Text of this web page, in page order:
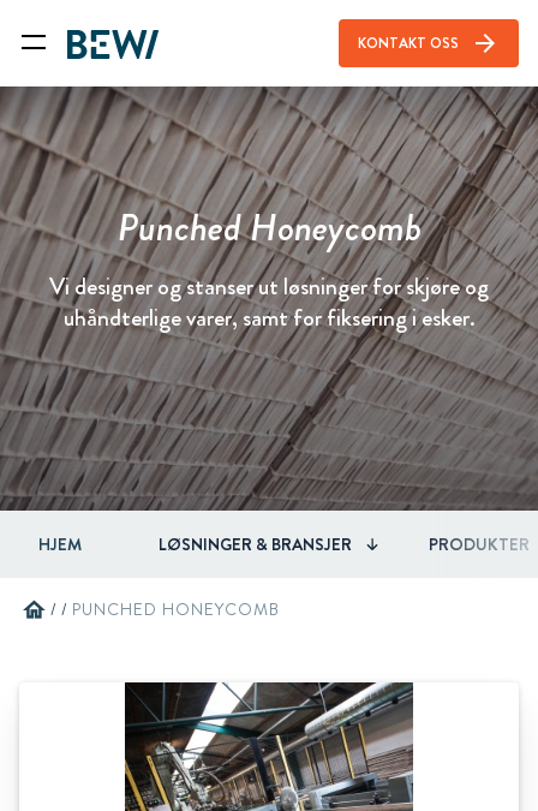
KONTAKT OSS arrow_forward
Punched Honeycomb
Vi designer og stanser ut løsninger for skjøre og
uhåndterlige varer, samt for fiksering i esker.
HJEM LØSNINGER & BRANSJER PRODUKTER
home / / PUNCHED HONEYCOMB